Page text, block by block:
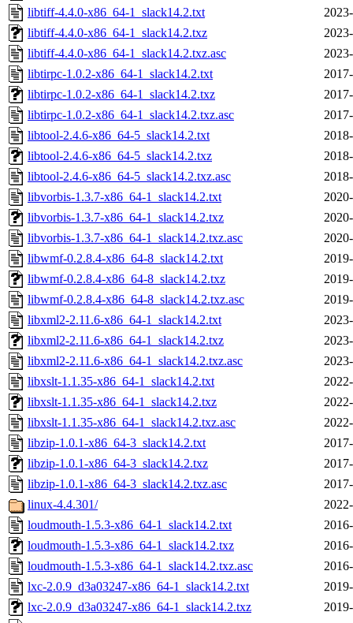
libtiff-4.4.0-x86_64-1_slack14.2.txt
libtiff-4.4.0-x86_64-1_slack14.2.txz
libtiff-4.4.0-x86_64-1_slack14.2.txz.asc
libtirpc-1.0.2-x86_64-1_slack14.2.txt
libtirpc-1.0.2-x86_64-1_slack14.2.txz
libtirpc-1.0.2-x86_64-1_slack14.2.txz.asc
libtool-2.4.6-x86_64-5_slack14.2.txt
libtool-2.4.6-x86_64-5_slack14.2.txz
libtool-2.4.6-x86_64-5_slack14.2.txz.asc
libvorbis-1.3.7-x86_64-1_slack14.2.txt
libvorbis-1.3.7-x86_64-1_slack14.2.txz
libvorbis-1.3.7-x86_64-1_slack14.2.txz.asc
libwmf-0.2.8.4-x86_64-8_slack14.2.txt
libwmf-0.2.8.4-x86_64-8_slack14.2.txz
libwmf-0.2.8.4-x86_64-8_slack14.2.txz.asc
libxml2-2.11.6-x86_64-1_slack14.2.txt
libxml2-2.11.6-x86_64-1_slack14.2.txz
libxml2-2.11.6-x86_64-1_slack14.2.txz.asc
libxslt-1.1.35-x86_64-1_slack14.2.txt
libxslt-1.1.35-x86_64-1_slack14.2.txz
libxslt-1.1.35-x86_64-1_slack14.2.txz.asc
libzip-1.0.1-x86_64-3_slack14.2.txt
libzip-1.0.1-x86_64-3_slack14.2.txz
libzip-1.0.1-x86_64-3_slack14.2.txz.asc
linux-4.4.301/
loudmouth-1.5.3-x86_64-1_slack14.2.txt
loudmouth-1.5.3-x86_64-1_slack14.2.txz
loudmouth-1.5.3-x86_64-1_slack14.2.txz.asc
lxc-2.0.9_d3a03247-x86_64-1_slack14.2.txt
lxc-2.0.9_d3a03247-x86_64-1_slack14.2.txz